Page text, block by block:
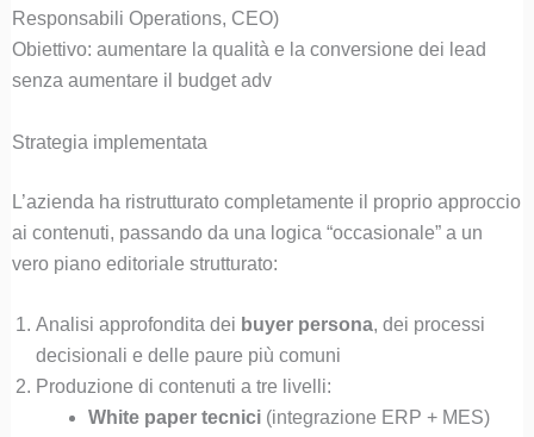
Responsabili Operations, CEO)
Obiettivo: aumentare la qualità e la conversione dei lead
senza aumentare il budget adv
Strategia implementata
L’azienda ha ristrutturato completamente il proprio approccio
ai contenuti, passando da una logica “occasionale” a un
vero piano editoriale strutturato:
Analisi approfondita dei buyer persona, dei processi
decisionali e delle paure più comuni
Produzione di contenuti a tre livelli:
White paper tecnici(integrazione ERP + MES)